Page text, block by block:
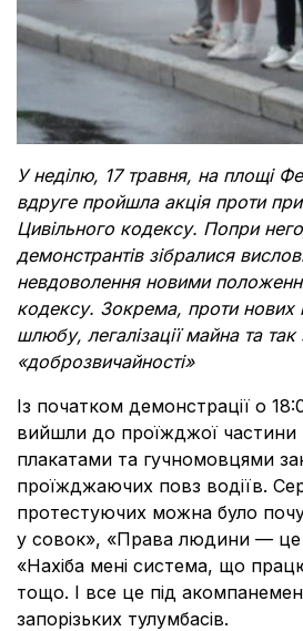
У неділю, 17 травня, на площі
вдруге пройшла акція проти
Цивільного кодексу. Попри
демонстрантів зібралися
невдоволення новими
кодексу. Зокрема, проти
шлюбу, легалізації майна та так
«доброзвичайності»
Із початком демонстрації о
вийшли до проїжджої частини
плакатами та гучномовцями
проїжджаючих повз водіїв.
протестуючих можна було
у совок», «Права людини — це
«Нахіба мені система, що
тощо. І все це під
запорізьких тулумбасів.